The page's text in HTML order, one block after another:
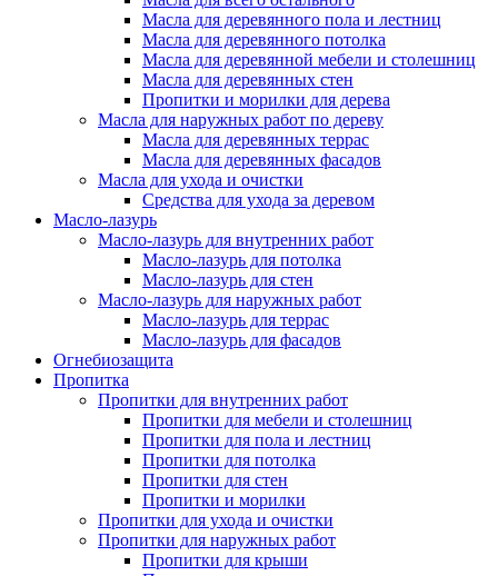
Масла для деревянного пола и лестниц
Масла для деревянного потолка
Масла для деревянной мебели и столешниц
Масла для деревянных стен
Пропитки и морилки для дерева
Масла для наружных работ по дереву
Масла для деревянных террас
Масла для деревянных фасадов
Масла для ухода и очистки
Средства для ухода за деревом
Масло-лазурь
Масло-лазурь для внутренних работ
Масло-лазурь для потолка
Масло-лазурь для стен
Масло-лазурь для наружных работ
Масло-лазурь для террас
Масло-лазурь для фасадов
Огнебиозащита
Пропитка
Пропитки для внутренних работ
Пропитки для мебели и столешниц
Пропитки для пола и лестниц
Пропитки для потолка
Пропитки для стен
Пропитки и морилки
Пропитки для ухода и очистки
Пропитки для наружных работ
Пропитки для крыши